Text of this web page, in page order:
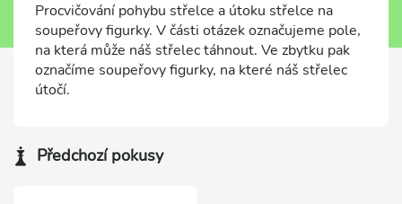
Procvičování pohybu střelce a útoku střelce na
soupeřovy figurky. V části otázek označujeme pole,
na která může náš střelec táhnout. Ve zbytku pak
označíme soupeřovy figurky, na které náš střelec
útočí.
Předchozí pokusy